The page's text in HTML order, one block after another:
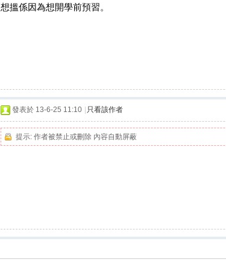
想搵係因為想開學前預習。
發表於 13-6-25 11:10 只看該作者
提示: 作者被禁止或刪除 內容自動屏蔽